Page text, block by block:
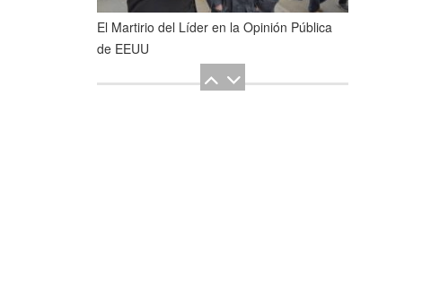
El Martirio del Líder en la Opinión Pública
de EEUU